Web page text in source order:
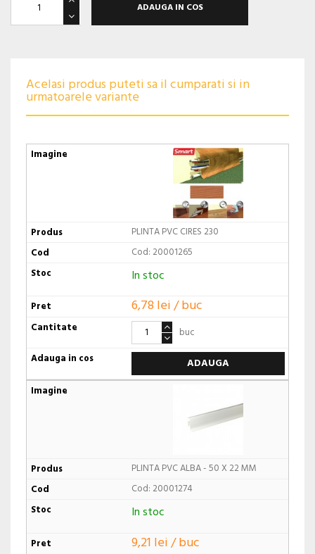
ADAUGA IN COS
Acelasi produs puteti sa il cumparati si in
urmatoarele variante
PLINTA PVC CIRES 230
Cod: 20001265
In stoc
6,78 lei / buc
buc
ADAUGA
PLINTA PVC ALBA - 50 X 22 MM
Cod: 20001274
In stoc
9,21 lei / buc